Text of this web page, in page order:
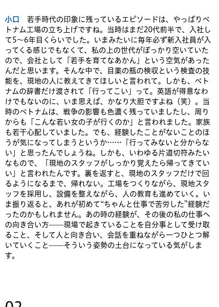
小口
若手時代の印象に残っているエピソードは、やっぱりベ
トナム工場の立ち上げですね。当時はまだ20代前半で、入社し
て5〜6年目くらいでした。いまみたいに毎年必ず新入社員が入
ってくる感じでもなくて、私の上の世代がぽっかり空いていた
ので、会社として「若手を育てなあかん」という空気があった
んだと思います。そんな中で、目薬の瓶の検収という検査の技
能を、現地の人に教えてきてほしいと言われて。しかも、ベト
ナムの辞書だけ渡されて「行ってこい」って。英語が得意なわ
けでもないのに、いま思えば、かなり大胆ですよね（笑）。当
時のベトナムは、戦争の影響も色濃く残っていましたし、周り
からも「こんな若い女の子が行くのか」と言われました。家族
も若干心配していました。でも、経験したことがないことのほ
うが気になってしまうというか……「行ってみないと分からな
い」と思ったんでしょうね。しかも、いわゆる片道切符みたい
なもので、「現地のスタッフがしっかり覚えたら帰ってきてい
い」と言われたんです。裏を返すと、現地のスタッフだけで回
るようになるまで、帰れない。工場をつくりながら、現地スタ
ッフを採用し、設備を整えながら、人の教育も進めていく。い
ま振り返ると、あれが初めて“ちゃんと仕事で苦労した”経験だ
ったのかもしれません。あの時の経験が、その後の私の仕事へ
の向き合い方——現場で起きていることを自分事として受け取
ること、そして人と向き合い、会話を重ねながら一つひとつ解
いていくこと——そういう姿勢の土台になっている気がしま
す。